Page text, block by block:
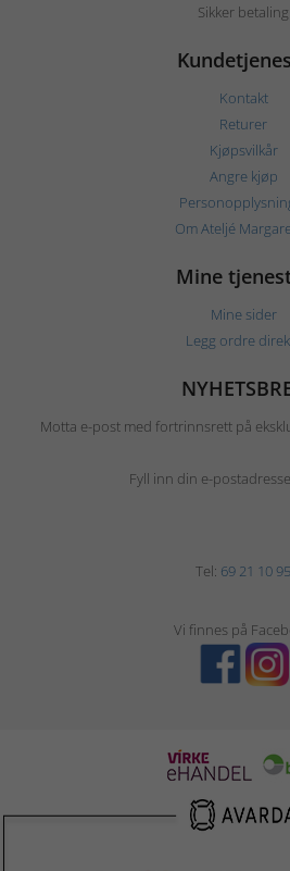
Sikker betaling
Kontakt
Returer
Kjøpsvilkår
Angre kjøp
Om Ateljé
Mine
Mine sider
Legg ordre
Motta e-post med fortrinnsrett på
Fyll inn din e-
Tel: 69 21 10 95
Vi finnes på